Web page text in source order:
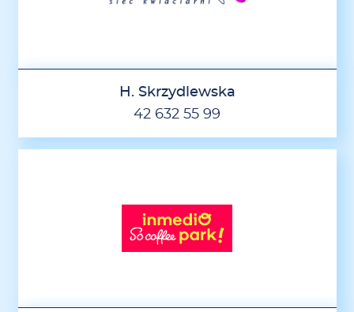
H. Skrzydlewska
42 632 55 99